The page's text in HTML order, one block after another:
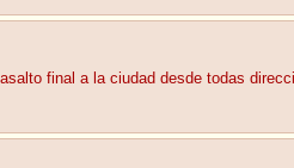
final a la ciudad desde todas